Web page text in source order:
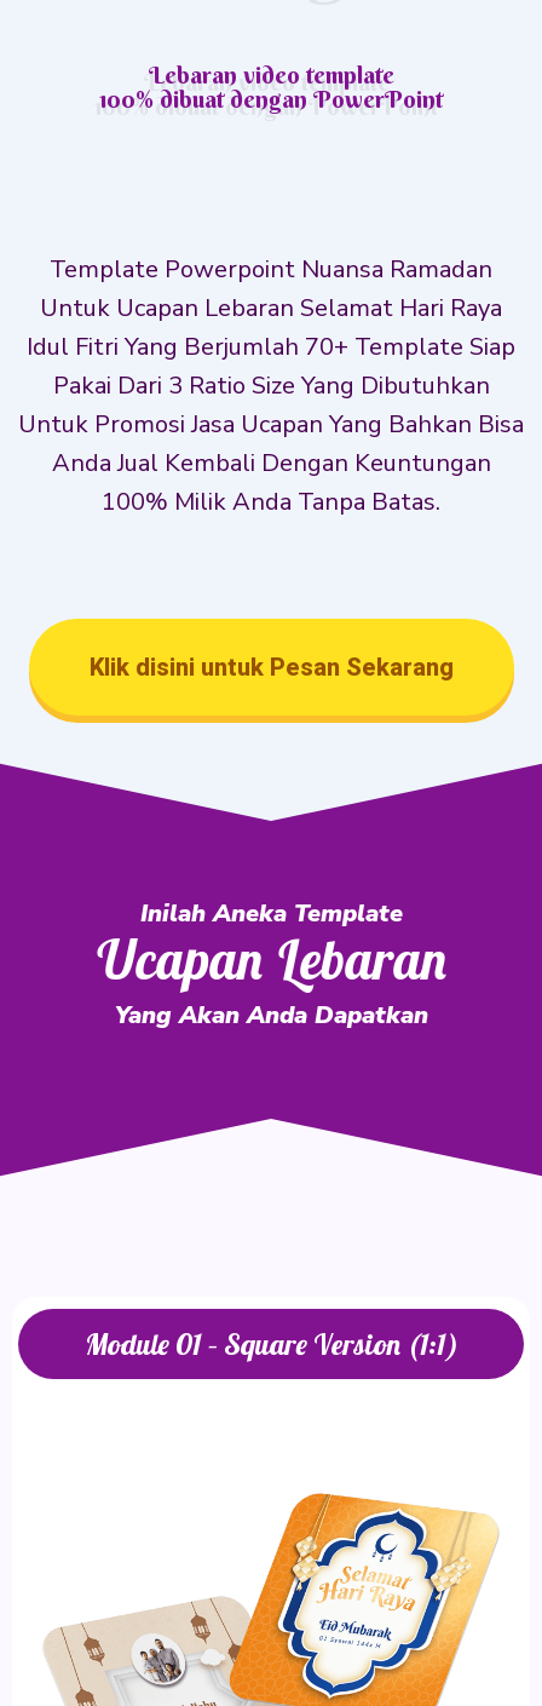
Lebaran video template
100% dibuat dengan PowerPoint
Template Powerpoint Nuansa Ramadan
Untuk Ucapan Lebaran Selamat Hari Raya
Idul Fitri Yang Berjumlah 70+ Template Siap
Pakai Dari 3 Ratio Size Yang Dibutuhkan
Untuk Promosi Jasa Ucapan Yang Bahkan Bisa
Anda Jual Kembali Dengan Keuntungan
100% Milik Anda Tanpa Batas.
Klik disini untuk Pesan Sekarang
Inilah Aneka Template
Ucapan Lebaran
Yang Akan Anda Dapatkan
Module 01 – Square Version (1:1)